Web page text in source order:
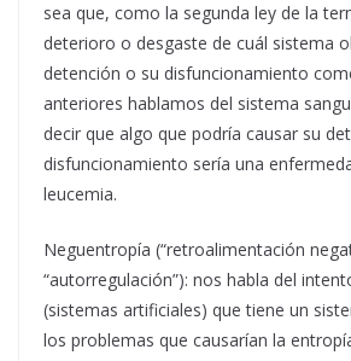
sea que, como la segunda ley de la
deterioro o desgaste de cuál sistema
detención o su disfuncionamiento
anteriores hablamos del sistema
decir que algo que podría causar su
disfuncionamiento sería una
leucemia.
Neguentropía (“retroalimentación
“autorregulación”): nos habla del
(sistemas artificiales) que tiene un
los problemas que causarían la